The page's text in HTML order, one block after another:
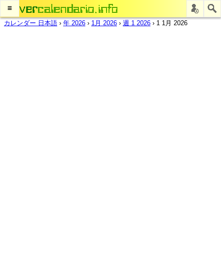
≡
カレンダー 日本語 › 年 2026 › 1月 2026 › 週 1 2026 › 1 1月 2026